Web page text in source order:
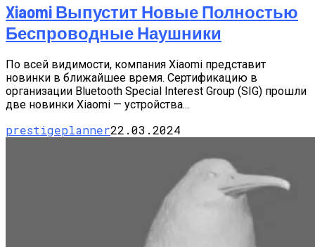
Xiaomi Выпустит Новые Полностью
Беспроводные Наушники
По всей видимости, компания Xiaomi представит
новинки в ближайшее время. Сертификацию в
организации Bluetooth Special Interest Group (SIG) прошли
две новинки Xiaomi — устройства...
prestigeplanner22.03.2024